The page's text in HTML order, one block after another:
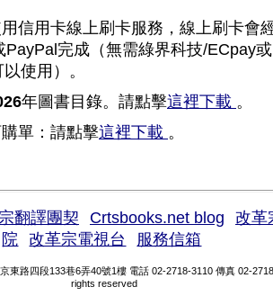
信用卡線上刷卡服務，線上刷卡會
PayPal完成（無需綠界科技/ECpay或
使用）。
年圖書目錄。請點擊這裡下載 。
單：請點擊這裡下載 。
翻譯團契 Crtsbooks.net blog
改革
院
改革宗電視台 服務信箱
東路四段133巷6弄40號1樓 電話 02-2718-3110 傳真 02-
rights reserved